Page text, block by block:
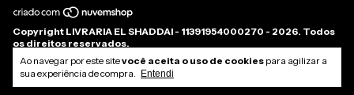
Ao navegar por este sitevocê aceita o uso de cookies para agilizar a
sua experiência de compra.
Entendi
Copyright LIVRARIA EL SHADDAI - 11391954000270 - 2026. Todos
os direitos reservados.